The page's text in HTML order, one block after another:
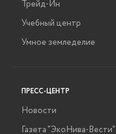
Трейд-Ин
Учебный центр
Умное земледелие
ПРЕСС-ЦЕНТР
Новости
Газета "ЭкоНива-Вести"